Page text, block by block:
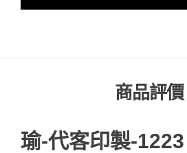
商品評價
瑜-代客印製-1223